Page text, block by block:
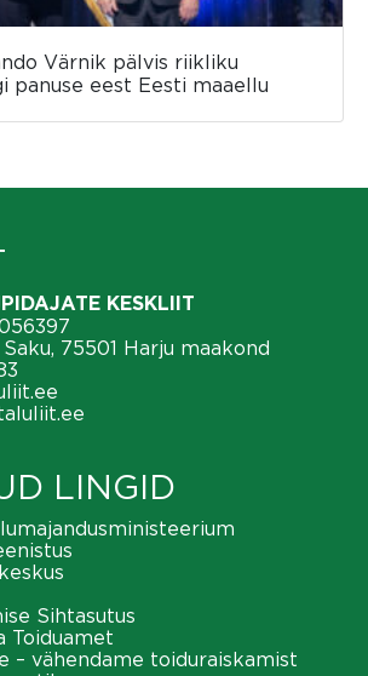
Värnik pälvis riikliku
panuse eest Eesti maaellu
KESKLIIT
75501 Harju maakond
LINGID
Sihtasutus
Toiduamet
– vähendame toiduraiskamist